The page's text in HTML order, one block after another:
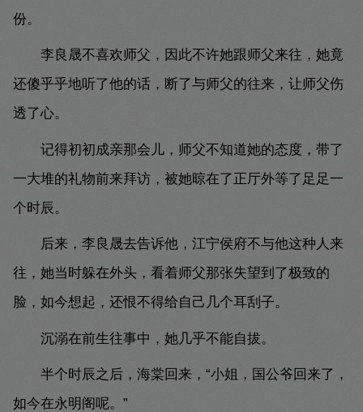
份。
李良晟不喜欢师父，因此不许她跟师父来往，她竟
还傻乎乎地听了他的话，断了与师父的往来，让师父伤
透了心。
记得初初成亲那会儿，师父不知道她的态度，带了
一大堆的礼物前来拜访，被她晾在了正厅外等了足足一
个时辰。
后来，李良晟去告诉他，江宁侯府不与他这种人来
往，她当时躲在外头，看着师父那张失望到了极致的
脸，如今想起，还恨不得给自己几个耳刮子。
沉溺在前生往事中，她几乎不能自拔。
半个时辰之后，海棠回来，“小姐，国公爷回来了，
如今在永明阁呢。”